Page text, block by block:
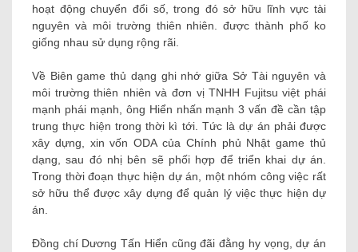
hoạt động chuyển đổi số, trong đó sở hữu lĩnh vực tài
nguyên và môi trường thiên nhiên. được thành phố ko
giống nhau sử dụng rộng rãi.
Về Biên game thủ dạng ghi nhớ giữa Sở Tài nguyên và
môi trường thiên nhiên và đơn vị TNHH Fujitsu việt phái
mạnh phái mạnh, ông Hiển nhấn mạnh 3 vấn đề cần tập
trung thực hiện trong thời kì tới. Tức là dự án phải được
xây dựng, xin vốn ODA của Chính phủ Nhật game thủ
dạng, sau đó nhị bên sẽ phối hợp để triển khai dự án.
Trong thời đoạn thực hiện dự án, một nhóm công việc rất
sở hữu thể được xây dựng để quản lý việc thực hiện dự
án.
Đồng chí Dương Tấn Hiển cũng đãi đằng hy vọng, dự án